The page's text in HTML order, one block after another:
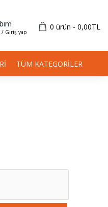
/ Giriş yap
0 ürün - 0,00TL
TÜM KATEGORILER